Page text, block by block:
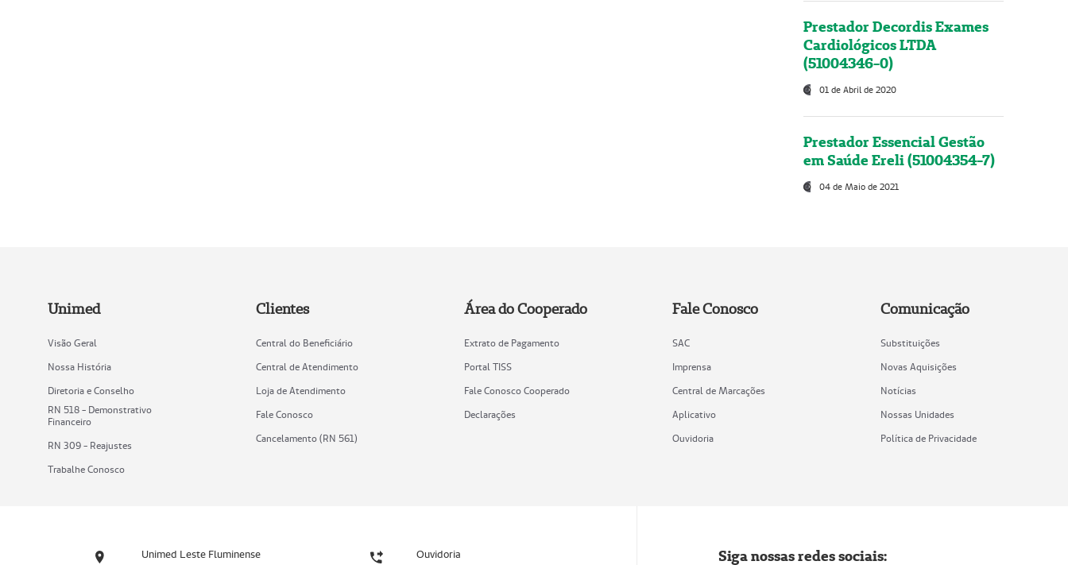
Prestador Decordis Exames
Cardiológicos LTDA
(51004346-0)
01 de Abril de 2020
Prestador Essencial Gestão
em Saúde Ereli (51004354-7)
04 de Maio de 2021
Unimed
Visão Geral
Nossa História
Diretoria e Conselho
RN 518 - Demonstrativo
Financeiro
RN 309 - Reajustes
Trabalhe Conosco
Clientes
Central do Beneficiário
Central de Atendimento
Loja de Atendimento
Fale Conosco
Cancelamento (RN 561)
Área do Cooperado
Extrato de Pagamento
Portal TISS
Fale Conosco Cooperado
Declarações
Fale Conosco
SAC
Imprensa
Central de Marcações
Aplicativo
Ouvidoria
Comunicação
Substituições
Novas Aquisições
Notícias
Nossas Unidades
Política de Privacidade
Unimed Leste Fluminense Ouvidoria Siga nossas redes sociais: